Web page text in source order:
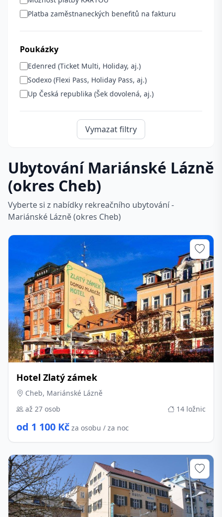
Platba zaměstnaneckých benefitů na fakturu
Poukázky
Edenred (Ticket Multi, Holiday, aj.)
Sodexo (Flexi Pass, Holiday Pass, aj.)
Up Česká republika (Šek dovolená, aj.)
Vymazat filtry
Ubytování Mariánské Lázně
(okres Cheb)
Vyberte si z nabídky rekreačního ubytování -
Mariánské Lázně (okres Cheb)
Hotel Zlatý zámek
Cheb, Mariánské Lázně
až 27 osob
14 ložnic
od 1 100 Kč za osobu / za noc